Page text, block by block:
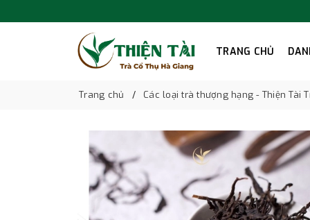
TRANG CHỦ
Trang chủ Các loại trà thượng hạng - Thiện Tài